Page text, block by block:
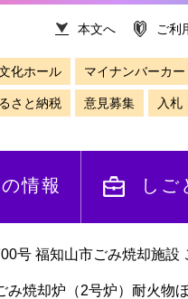
本文へ ご利
化ホール マイナンバーカー
さと納税 意見募集 入札
情報 しご
号 福知山市ごみ焼却施設
焼却炉（2号炉）耐火物